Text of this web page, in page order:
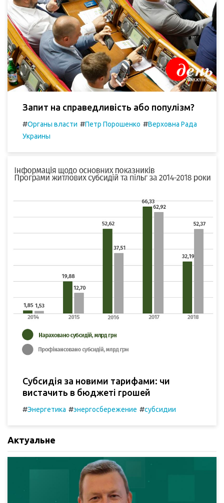
Запит на справедливість або популізм?
#Органы власти #Петр Порошенко #Верховна Рада
Украины
Субсидія за новими тарифами: чи
вистачить в бюджеті грошей
#Энергетика #энергосбережение #субсидии
Актуальне